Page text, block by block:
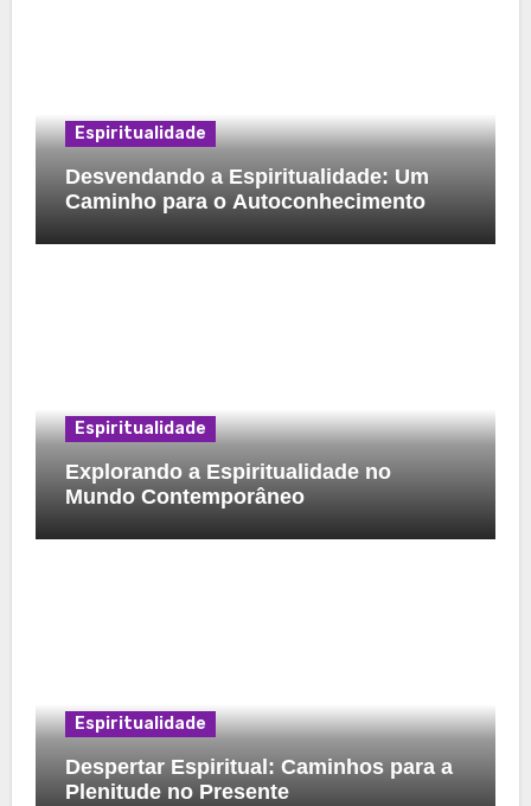
Espiritualidade
Desvendando a Espiritualidade: Um
Caminho para o Autoconhecimento
Espiritualidade
Explorando a Espiritualidade no
Mundo Contemporâneo
Espiritualidade
Despertar Espiritual: Caminhos para a
Plenitude no Presente